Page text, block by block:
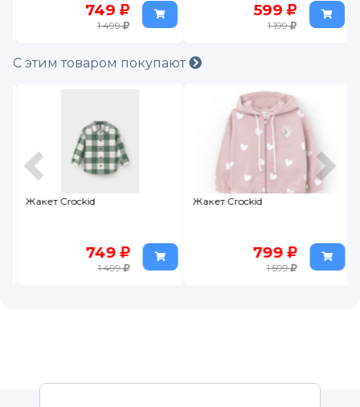
749
1 499
599
1 199
С этим товаром покупают
Жакет Crockid
749
1 499
Жакет Crockid
799
1 599